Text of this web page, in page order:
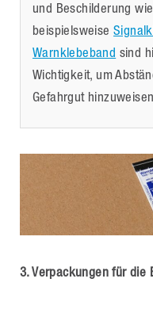
und Beschilderung wie
beispielsweise
Warnklebeband sind
Wichtigkeit, um
Gefahrgut
3. Verpackungen für die